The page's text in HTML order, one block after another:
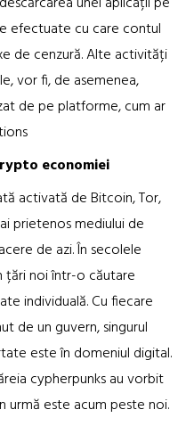
efectuate cu care contul
de cenzură. Alte activități
vor fi, de asemenea,
de pe platforme, cum ar
economiei
activată de Bitcoin, Tor,
prietenos mediului de
de azi. În secolele
noi într-o căutare
individuală. Cu fiecare
de un guvern, singurul
este în domeniul digital.
cypherpunks au vorbit
urmă este acum peste noi.